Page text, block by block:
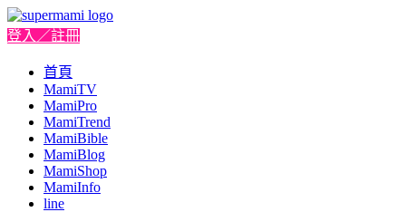
登入／註冊
首頁
MamiTV
MamiPro
MamiTrend
MamiBible
MamiBlog
MamiShop
MamiInfo
line